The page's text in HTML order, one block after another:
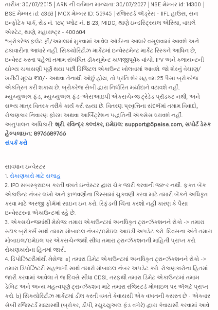
તારીખ: 30/07/2015 | ARN ની વર્તમાન માન્યતા: 30/07/2027 | NSE મેમ્બર id: 14300 |
BSE મેમ્બર id: 6363 | MCX મેમ્બર ID: 55945 | રજિસ્ટર્ડ ઍડ્રેસ - IIFL હાઉસ, સન
ઇન્ફોટેક પાર્ક, રોડ નં. 16V, પ્લોટ નં. B-23, MIDC, થાણે ઇન્ડસ્ટ્રિયલ એરિયા, વાઘલે
એસ્ટેટ, થાણે, મહારાષ્ટ્ર - 400604
*બ્રોકરેજ ફ્લેટ ફી/અમલમાં મુકવામાં આવેલ ઑર્ડરના આધારે વસૂલવામાં આવશે અને
ટકાવારીના આધારે નહીં. સિક્યોરિટીઝ માર્કેટમાં ઇન્વેસ્ટમેન્ટ માર્કેટ રિસ્કને આધિન છે,
ઇન્વેસ્ટ કરતા પહેલાં તમામ સંબંધિત ડૉક્યૂમેન્ટ કાળજીપૂર્વક વાંચો. IPV અને ક્લાયન્ટની
યોગ્ય ચકાસણી પૂર્ણ થયા પછી ડિજિટલ એકાઉન્ટ ખોલવામાં આવશે. જો શેરનું વેચાણ/
ખરીદી મૂલ્ય ₹10/- અથવા તેનાથી ઓછું હોય, તો પ્રતિ શેર મહત્તમ 25 પૈસા બ્રોકરેજ
એકત્રિત કરી શકાય છે. બ્રોકરેજ સેબી દ્વારા નિર્ધારિત મર્યાદાને વટાવશે નહીં.
મ્યુચ્યુઅલ ફંડ, મ્યુચ્યુઅલ ફંડ-એસઆઇપી એક્સચેન્જ ટ્રેડેડ પ્રૉડક્ટ નથી, અને
સભ્ય માત્ર વિતરક તરીકે કાર્ય કરી રહ્યા છે. વિતરણ પ્રવૃત્તિના સંદર્ભમાં તમામ વિવાદો,
રોકાણકાર નિવારણ ફોરમ અથવા આર્બિટ્રેશન પદ્ધતિની ઍક્સેસ ધરાવશે નહીં.
અનુપાલન અધિકારી: શ્રી. રવિન્દ્ર કલ્વંકર, ઇમેઇલ: support@5paisa.com, સપોર્ટ ડેસ્ક
હેલ્પલાઇન: 8976689766
સંપર્ક કરો
સાવધાન ઇન્વેસ્ટર
1. રોકાણકારો માટે સલાહ
2. IPO સબસ્ક્રાઇબ કરતી વખતે ઇન્વેસ્ટર દ્વારા ચેક જારી કરવાની જરૂર નથી. ફક્ત બેંક
એકાઉન્ટ નંબર લખો અને ફાળવણીના કિસ્સામાં ચુકવણી કરવા માટે તમારી બેંકને અધિકૃત
કરવા માટે અરજી ફોર્મમાં સાઇન ઇન કરો. રિફંડની ચિંતા કરશો નહીં કારણ કે પૈસા
ઇન્વેસ્ટરના એકાઉન્ટમાં રહે છે.
3. એક્સચેન્જમાંથી મેસેજ: તમારા એકાઉન્ટમાં અનધિકૃત ટ્રાન્ઝૅક્શનને રોકો -> તમારા
સ્ટૉક બ્રોકર્સ સાથે તમારા મોબાઇલ નંબર/ઇમેઇલ આઇડી અપડેટ કરો. દિવસના અંતે તમારા
મોબાઇલ/ઇમેઇલ પર એક્સચેન્જથી સીધા તમારા ટ્રાન્ઝૅક્શનની માહિતી પ્રાપ્ત કરો.
રોકાણકારોના હિતમાં જારી.
4. ડિપોઝિટરીમાંથી મેસેજ: a) તમારા ડિમેટ એકાઉન્ટમાં અનધિકૃત ટ્રાન્ઝૅક્શનને રોકો ->
તમારા ડિપોઝિટરી સહભાગી સાથે તમારો મોબાઇલ નંબર અપડેટ કરો. રોકાણકારોના હિતમાં
જારી કરવામાં આવેલા તે જ દિવસે સીધા CDSL તરફથી તમારા ડિમેટ એકાઉન્ટમાં તમામ
ડેબિટ અને અન્ય મહત્વપૂર્ણ ટ્રાન્ઝૅક્શન માટે તમારા રજિસ્ટર્ડ મોબાઇલ પર ઍલર્ટ પ્રાપ્ત
કરો. b) સિક્યોરિટીઝ માર્કેટમાં ડીલ કરતી વખતે કેવાયસી એક વખતની કસરત છે - એકવાર
સેબી રજિસ્ટર્ડ મધ્યસ્થી (બ્રોકર, ડીપી, મ્યુચ્યુઅલ ફંડ વગેરે) દ્વારા કેવાયસી કરવામાં આવે